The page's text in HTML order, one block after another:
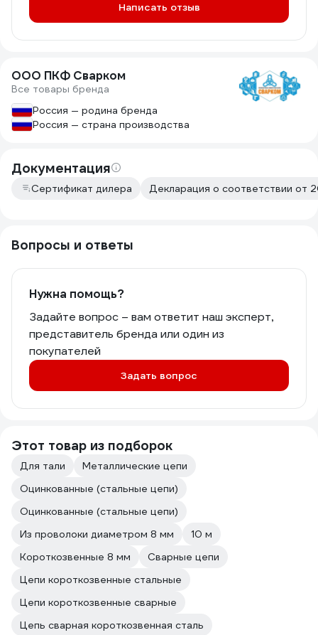
Написать отзыв
ООО ПКФ Сварком
Все товары бренда
Россия — родина бренда
Россия — страна производства
Документация
Сертификат дилера Декларация о соответствии от
Вопросы и ответы
Нужна помощь?
Задайте вопрос – вам ответит наш эксперт,
представитель бренда или один из
покупателей
Задать вопрос
Этот товар из подборок
Для тали
Металлические цепи
Оцинкованные (стальные цепи)
Оцинкованные (стальные цепи)
Из проволоки диаметром 8 мм
10 м
Короткозвенные 8 мм
Сварные цепи
Цепи короткозвенные стальные
Цепи короткозвенные сварные
Цепь сварная короткозвенная сталь